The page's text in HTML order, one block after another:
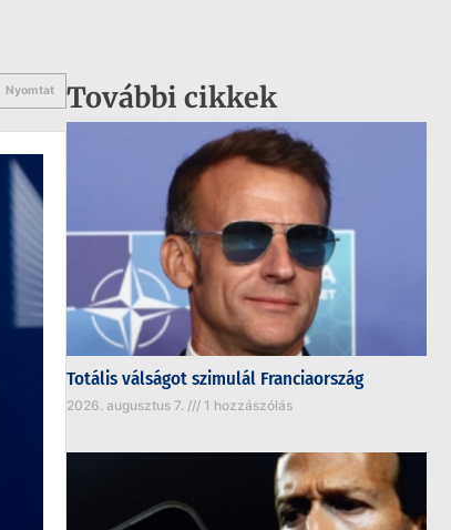
Nyomtat További cikkek
Totális válságot szimulál Franciaország
2026. augusztus 7. 1 hozzászólás